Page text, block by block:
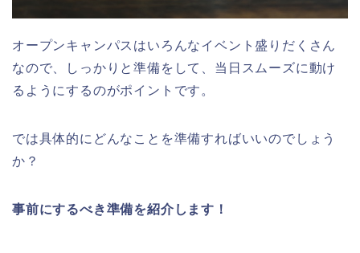
オープンキャンパスはいろんなイベント盛りだくさん
なので、しっかりと準備をして、当日スムーズに動け
るようにするのがポイントです。
では具体的にどんなことを準備すればいいのでしょう
か？
事前にするべき準備を紹介します！